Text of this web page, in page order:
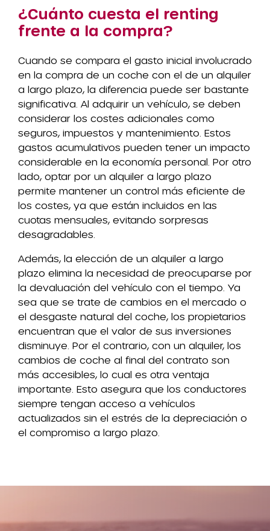
¿Cuánto cuesta el renting
frente a la compra?
Cuando se compara el gasto inicial involucrado
en la compra de un coche con el de un alquiler
a largo plazo, la diferencia puede ser bastante
significativa. Al adquirir un vehículo, se deben
considerar los costes adicionales como
seguros, impuestos y mantenimiento. Estos
gastos acumulativos pueden tener un impacto
considerable en la economía personal. Por otro
lado, optar por un alquiler a largo plazo
permite mantener un control más eficiente de
los costes, ya que están incluidos en las
cuotas mensuales, evitando sorpresas
desagradables.
Además, la elección de un alquiler a largo
plazo elimina la necesidad de preocuparse por
la devaluación del vehículo con el tiempo. Ya
sea que se trate de cambios en el mercado o
el desgaste natural del coche, los propietarios
encuentran que el valor de sus inversiones
disminuye. Por el contrario, con un alquiler, los
cambios de coche al final del contrato son
más accesibles, lo cual es otra ventaja
importante. Esto asegura que los conductores
siempre tengan acceso a vehículos
actualizados sin el estrés de la depreciación o
el compromiso a largo plazo.